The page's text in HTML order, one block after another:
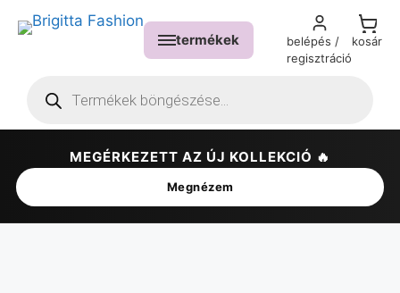
termékek
belépés /
regisztráció
kosár
MEGÉRKEZETT AZ ÚJ KOLLEKCIÓ 🔥
Megnézem